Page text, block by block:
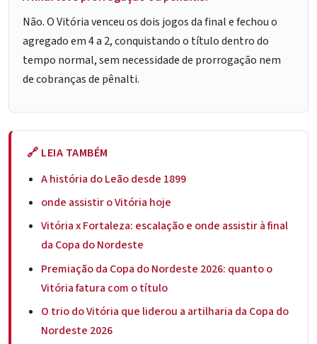
Não. O Vitória venceu os dois jogos da final e fechou o
agregado em 4 a 2, conquistando o título dentro do
tempo normal, sem necessidade de prorrogação nem
de cobranças de pênalti.
🔗 LEIA TAMBÉM
A história do Leão desde 1899
onde assistir o Vitória hoje
Vitória x Fortaleza: escalação e onde assistir à final
da Copa do Nordeste
Premiação da Copa do Nordeste 2026: quanto o
Vitória fatura com o título
O trio do Vitória que liderou a artilharia da Copa do
Nordeste 2026